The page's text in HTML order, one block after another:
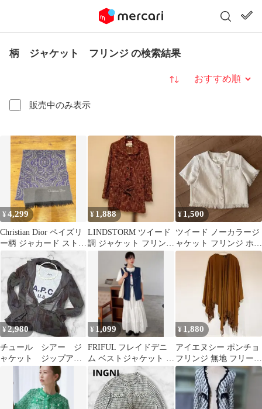
柄 ジャケット フリンジ の検索結果
販売中のみ表示
並び替え
¥4,299
Christian Dior ペイズリ
ー柄 ジャカード ストー
¥ 1,888
LINDSTORM ツイード
調 ジャケット フリンジ
ベルト付き Mサイズ
¥ 1,500
ツイード ノーカラージ
ャケット フリンジ ホワ
イト
¥2,980
チュール シアー ジ
ャケット ジップアッ
プ タイダイ 柄
vintage
¥ 1,099
FRIFUL フレイドデニ
ム ベストジャケット ド
ローストリング付き
¥ 1,880
アイエヌシー ポンチョ
フリンジ 無地 フリー
茶 化繊 お出かけ デイ
リー ふ